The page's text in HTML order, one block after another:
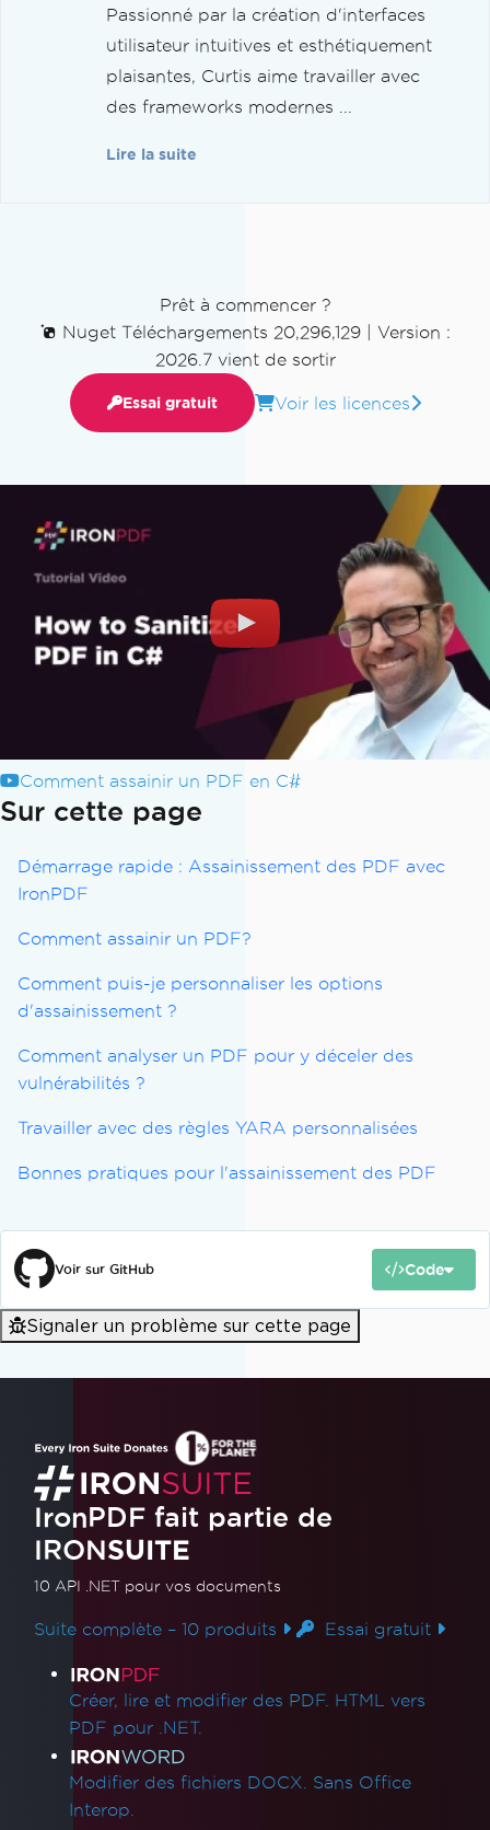
Passionné par la création d'interfaces
utilisateur intuitives et esthétiquement
plaisantes, Curtis aime travailler avec
des frameworks modernes ...
Lire la suite
Prêt à commencer ?
Nuget Téléchargements 20,296,129
Version :
2026.7 vient de sortir
Essai gratuit Voir les licences
Comment assainir un PDF en C#
Sur cette page
Démarrage rapide : Assainissement des PDF avec
IronPDF
Comment assainir un PDF?
Comment puis-je personnaliser les options
d'assainissement ?
Comment analyser un PDF pour y déceler des
vulnérabilités ?
Travailler avec des règles YARA personnalisées
Bonnes pratiques pour l'assainissement des PDF
Voir sur GitHub Code
Signaler un problème sur cette page
IronPDF fait partie de
IRONSUITE
10 API .NET pour vos documents
Suite complète – 10 produits Essai gratuit
Liens des produits
Créer, lire et modifier des PDF. HTML vers
PDF pour .NET.
Modifier des fichiers DOCX. Sans Office
Interop.